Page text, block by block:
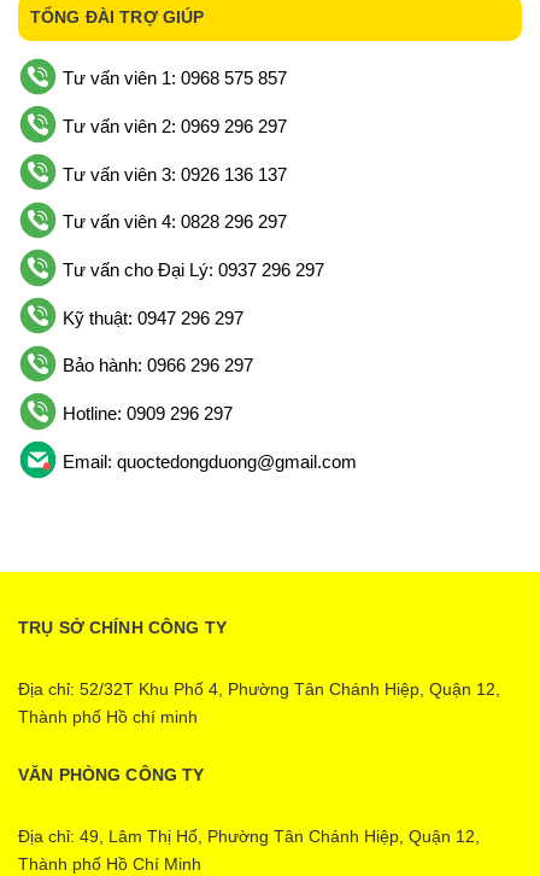
TỔNG ĐÀI TRỢ GIÚP
Tư vấn viên 1: 0968 575 857
Tư vấn viên 2: 0969 296 297
Tư vấn viên 3: 0926 136 137
Tư vấn viên 4: 0828 296 297
Tư vấn cho Đại Lý: 0937 296 297
Kỹ thuật: 0947 296 297
Bảo hành: 0966 296 297
Hotline: 0909 296 297
Email: quoctedongduong@gmail.com
TRỤ SỞ CHÍNH CÔNG TY
Địa chỉ: 52/32T Khu Phố 4, Phường Tân Chánh Hiệp, Quận 12,
Thành phố Hồ chí minh
VĂN PHÒNG CÔNG TY
Địa chỉ: 49, Lâm Thị Hố, Phường Tân Chánh Hiệp, Quận 12,
Thành phố Hồ Chí Minh